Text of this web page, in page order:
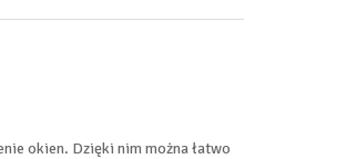
okien. Dzięki nim można łatwo